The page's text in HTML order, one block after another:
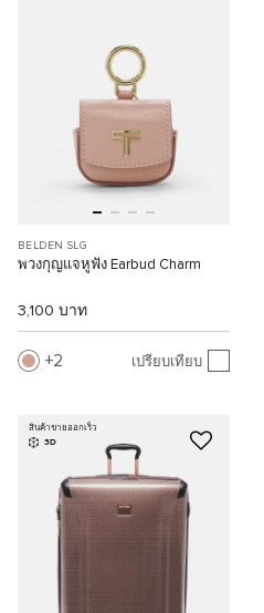
BELDEN SLG
พวงกุญแจหูฟัง Earbud Charm
3,100 บาท
2 เปรียบเทียบ
สินค้าขายออกเร็ว
3D